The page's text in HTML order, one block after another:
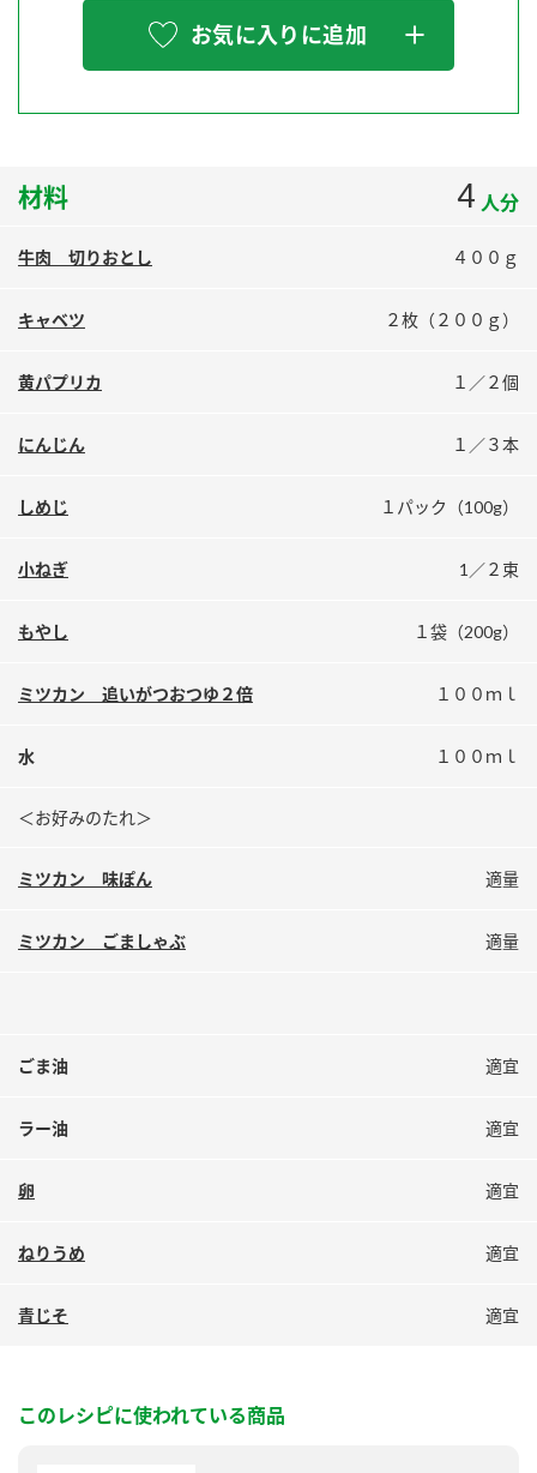
Fibee
スペシャルサイト
お酢を知ろう！
すしラボ
納豆の豆知識
ロングセラー商品 ＋ おすすめレシピ
よくあるご質問
ミツカン公式通販
お気に入りに追加
材料 4 人分
牛肉 切りおとし ４００ｇ
キャベツ ２枚（２００ｇ）
黄パプリカ １／２個
にんじん １／３本
しめじ １パック（100g）
小ねぎ 1／２束
もやし １袋（200g）
ミツカン 追いがつおつゆ２倍 １００ｍｌ
水 １００ｍｌ
＜お好みのたれ＞
ミツカン 味ぽん 適量
ミツカン ごましゃぶ 適量
ごま油 適宜
ラー油 適宜
卵 適宜
ねりうめ 適宜
青じそ 適宜
このレシピに使われている商品